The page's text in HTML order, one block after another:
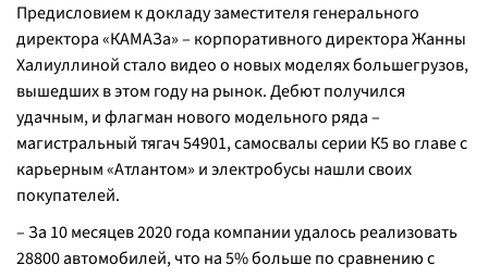
Предисловием к докладу заместителя генерального
директора «КАМАЗа» – корпоративного директора Жанны
Халиуллиной стало видео о новых моделях большегрузов,
вышедших в этом году на рынок. Дебют получился
удачным, и флагман нового модельного ряда –
магистральный тягач 54901, самосвалы серии К5 во главе с
карьерным «Атлантом» и электробусы нашли своих
покупателей.
– За 10 месяцев 2020 года компании удалось реализовать
28800 автомобилей, что на 5% больше по сравнению с